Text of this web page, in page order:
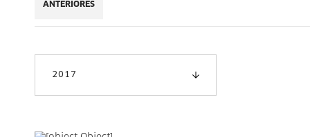
ANTERIORES
2017